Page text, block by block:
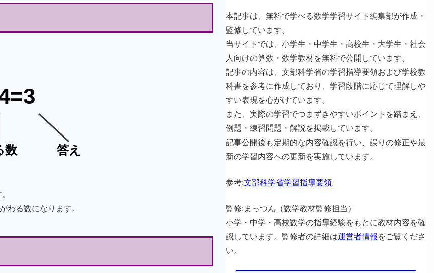
数 答え
わる数になります。
本記事は、無料で学べる数学学習サイト編集部が作成・
監修しています。
当サイトでは、小学生・中学生・高校生・大学生・社会
人向けの算数・数学教材を無料で公開しています。
記事の内容は、文部科学省の学習指導要領および学校教
科書を参考に作成しており、学習段階に応じて理解しや
すい表現を心がけています。
また、実際の学習でつまずきやすいポイントを踏まえ、
例題・練習問題・解説を掲載しています。
記事公開後も定期的な内容確認を行い、誤りの修正や最
新の学習内容への更新を実施しています。
参考:文部科学省学習指導要領
監修:まっつん（数学教材監修担当）
小学・中学・高校数学の指導経験をもとに教材内容を確
認しています。監修者の詳細は運営者情報 をご覧くださ
い。